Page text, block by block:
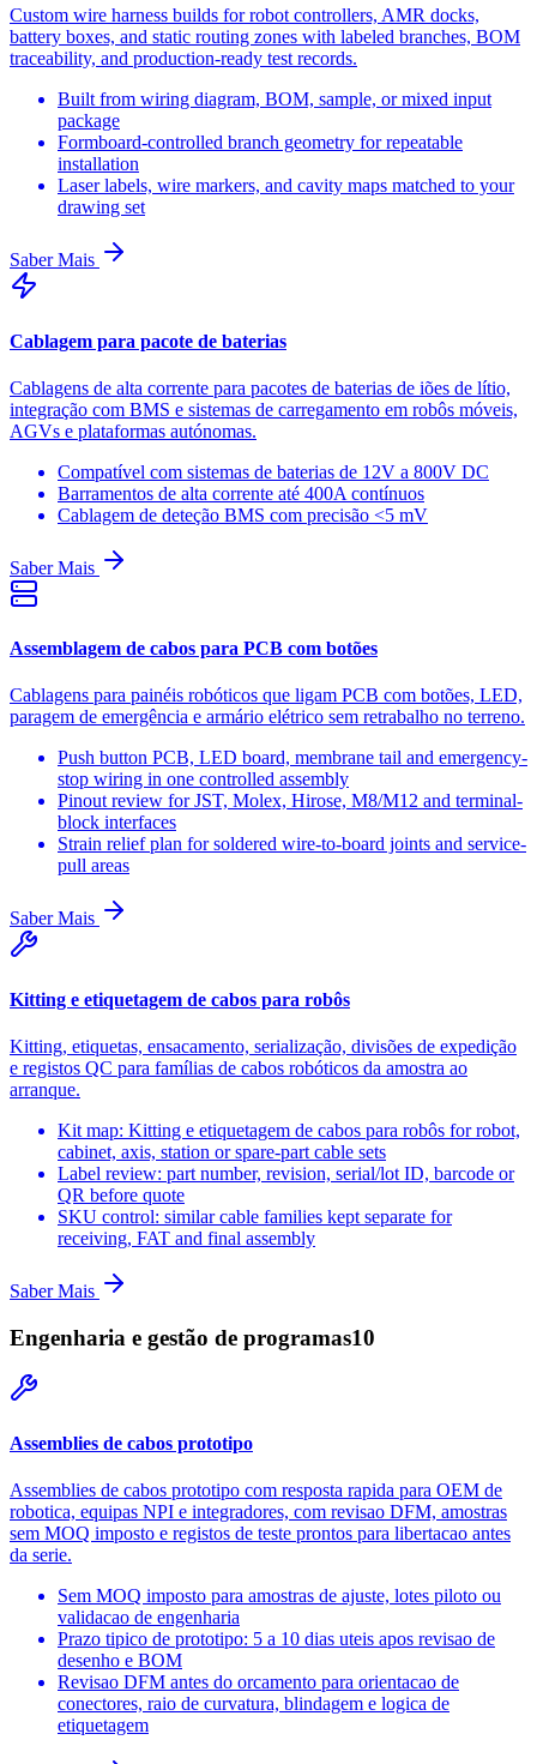
Custom wire harness builds for robot controllers, AMR docks,
battery boxes, and static routing zones with labeled branches, BOM
traceability, and production-ready test records.
Built from wiring diagram, BOM, sample, or mixed input
package
Formboard-controlled branch geometry for repeatable
installation
Laser labels, wire markers, and cavity maps matched to your
drawing set
Saber Mais
Cablagem para pacote de baterias
Cablagens de alta corrente para pacotes de baterias de iões de lítio,
integração com BMS e sistemas de carregamento em robôs móveis,
AGVs e plataformas autónomas.
Compatível com sistemas de baterias de 12V a 800V DC
Barramentos de alta corrente até 400A contínuos
Cablagem de deteção BMS com precisão <5 mV
Saber Mais
Assemblagem de cabos para PCB com botões
Cablagens para painéis robóticos que ligam PCB com botões, LED,
paragem de emergência e armário elétrico sem retrabalho no terreno.
Push button PCB, LED board, membrane tail and emergency-
stop wiring in one controlled assembly
Pinout review for JST, Molex, Hirose, M8/M12 and terminal-
block interfaces
Strain relief plan for soldered wire-to-board joints and service-
pull areas
Saber Mais
Kitting e etiquetagem de cabos para robôs
Kitting, etiquetas, ensacamento, serialização, divisões de expedição
e registos QC para famílias de cabos robóticos da amostra ao
arranque.
Kit map: Kitting e etiquetagem de cabos para robôs for robot,
cabinet, axis, station or spare-part cable sets
Label review: part number, revision, serial/lot ID, barcode or
QR before quote
SKU control: similar cable families kept separate for
receiving, FAT and final assembly
Saber Mais
Engenharia e gestão de programas10
Assemblies de cabos prototipo
Assemblies de cabos prototipo com resposta rapida para OEM de
robotica, equipas NPI e integradores, com revisao DFM, amostras
sem MOQ imposto e registos de teste prontos para libertacao antes
da serie.
Sem MOQ imposto para amostras de ajuste, lotes piloto ou
validacao de engenharia
Prazo tipico de prototipo: 5 a 10 dias uteis apos revisao de
desenho e BOM
Revisao DFM antes do orcamento para orientacao de
conectores, raio de curvatura, blindagem e logica de
etiquetagem